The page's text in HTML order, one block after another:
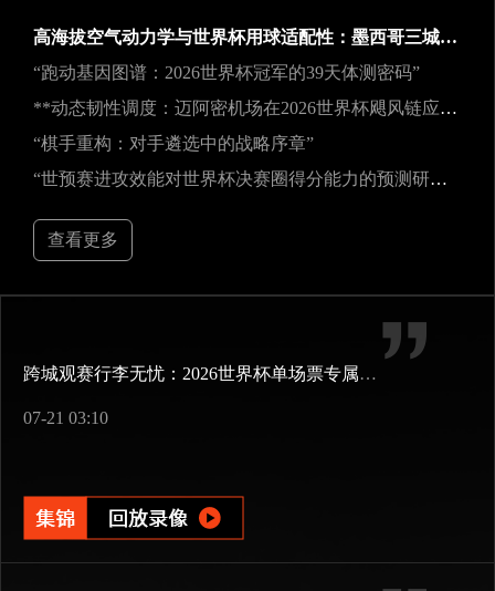
高海拔空气动力学与世界杯用球适配性：墨西哥三城实地验证研究
“跑动基因图谱：2026世界杯冠军的39天体测密码”
**动态韧性调度：迈阿密机场在2026世界杯飓风链应急中的中枢重构**
“棋手重构：对手遴选中的战略序章”
“世预赛进攻效能对世界杯决赛圈得分能力的预测研究——以2026年美加墨世界杯为例”
查看更多
跨城观赛行李无忧：2026世界杯单场票专属行李“门到门”跨城速达方案
07-21 03:10